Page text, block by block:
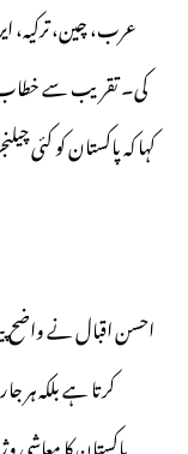
عرب، چین، ترکیہ،
کی۔ تقریب سے خطاب
کہا کہ پاکستان کو کئی
احسن اقبال نے واضح
کرتا ہے بلکہ
پاکستان کا معاشی